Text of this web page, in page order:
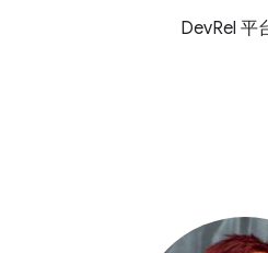
DevRel 平